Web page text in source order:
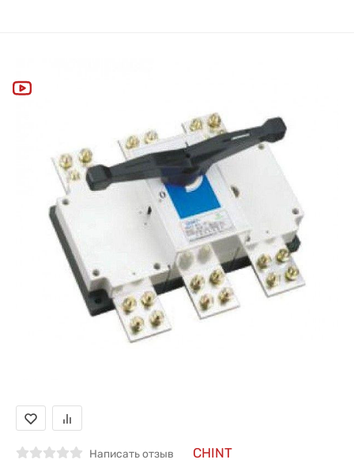
Написать отзыв CHINT